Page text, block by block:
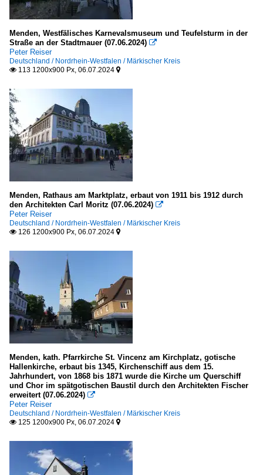
Menden, Westfälisches Karnevalsmuseum und Teufelsturm in der
Straße an der Stadtmauer (07.06.2024) 
Peter Reiser
Deutschland / Nordrhein-Westfalen / Märkischer Kreis
 113 1200x900 Px, 06.07.2024 
Menden, Rathaus am Marktplatz, erbaut von 1911 bis 1912 durch
den Architekten Carl Moritz (07.06.2024) 
Peter Reiser
Deutschland / Nordrhein-Westfalen / Märkischer Kreis
 126 1200x900 Px, 06.07.2024 
Menden, kath. Pfarrkirche St. Vincenz am Kirchplatz, gotische
Hallenkirche, erbaut bis 1345, Kirchenschiff aus dem 15.
Jahrhundert, von 1868 bis 1871 wurde die Kirche um Querschiff
und Chor im spätgotischen Baustil durch den Architekten Fischer
erweitert (07.06.2024) 
Peter Reiser
Deutschland / Nordrhein-Westfalen / Märkischer Kreis
 125 1200x900 Px, 06.07.2024 